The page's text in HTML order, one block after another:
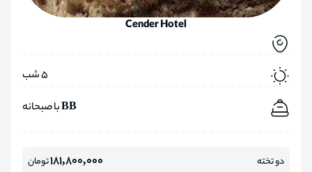
Cender Hotel
5 شب
BB با صبحانه
دو تخته 181,800,000تومان